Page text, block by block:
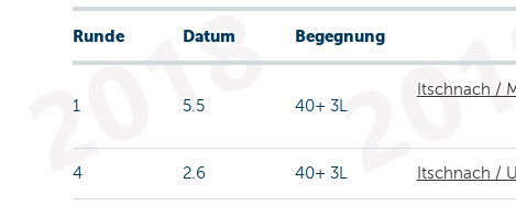
Runde Datum Begegnung
1 5.5 40+ 3L
Itschnach /
4 2.6 40+ 3L Itschnach /